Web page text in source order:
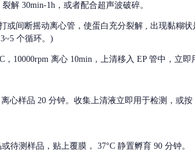
解 30min-1h，或者配合超声波破碎。
或间断摇动离心管，使蛋白充分裂解 , 出现黏糊状
个循环。)
，10000rpm 离心 10min，上清移入 EP 管中，立
离心样品 20 分钟。收集上清液立即用于检测，或按
待测样品，贴上覆膜， 37°C 静置孵育 90 分钟。